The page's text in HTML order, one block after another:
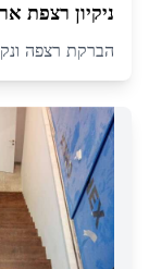
ניקיון רצפת
הברקת רצפה